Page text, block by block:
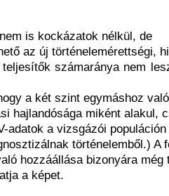
is kockázatok nélkül, de
az új történelemérettségi,
számaránya nem
a két szint egymáshoz
hajlandósága miként alakul,
adatok a vizsgázói
történelemből.) A
hozzáállása bizonyára még
a képet.